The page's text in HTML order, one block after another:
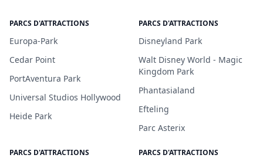
PARCS D'ATTRACTIONS
Europa-Park
Cedar Point
PortAventura Park
Universal Studios Hollywood
Heide Park
PARCS D'ATTRACTIONS
Disneyland Park
Walt Disney World - Magic
Kingdom Park
Phantasialand
Efteling
Parc Asterix
PARCS D'ATTRACTIONS PARCS D'ATTRACTIONS